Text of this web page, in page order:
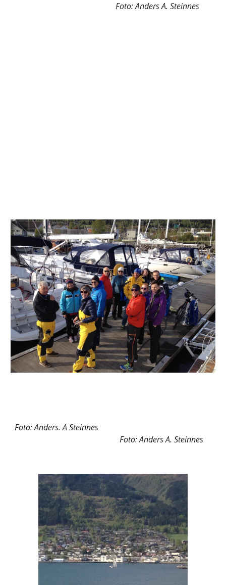
Foto: Anders A. Steinnes
Foto: Anders. A Steinnes
Foto: Anders A. Steinnes